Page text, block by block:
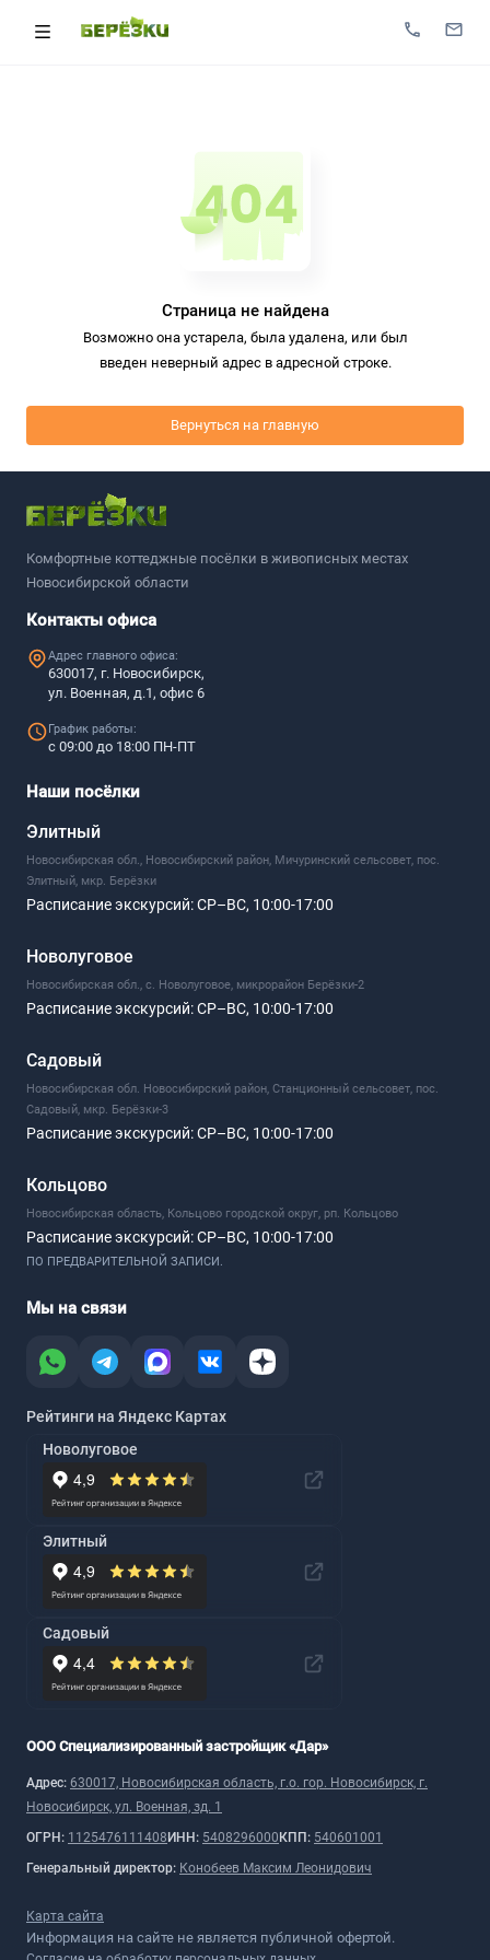
Страница не найдена
Возможно она устарела, была удалена, или был
введен неверный адрес в адресной строке.
Вернуться на главную
Комфортные коттеджные посёлки в живописных местах
Новосибирской области
Контакты офиса
Адрес главного офиса:
630017, г. Новосибирск,
ул. Военная, д.1, офис 6
График работы:
с 09:00 до 18:00 ПН-ПТ
Наши посёлки
Элитный
Новосибирская обл., Новосибирский район, Мичуринский сельсовет, пос.
Элитный, мкр. Берёзки
Расписание экскурсий:СР–ВС, 10:00-17:00
Новолуговое
Новосибирская обл., с. Новолуговое, микрорайон Берёзки-2
Расписание экскурсий:СР–ВС, 10:00-17:00
Садовый
Новосибирская обл. Новосибирский район, Станционный сельсовет, пос.
Садовый, мкр. Берёзки-3
Расписание экскурсий:СР–ВС, 10:00-17:00
Кольцово
Новосибирская область, Кольцово городской округ, рп. Кольцово
Расписание экскурсий:СР–ВС, 10:00-17:00
ПО ПРЕДВАРИТЕЛЬНОЙ ЗАПИСИ.
Мы на связи
Рейтинги на Яндекс Картах
Новолуговое
Элитный
Садовый
ООО Специализированный застройщик «Дар»
Адрес: 630017, Новосибирская область, г.о. гор. Новосибирск, г.
Новосибирск, ул. Военная, зд. 1
ОГРН: 1125476111408 ИНН: 5408296000 КПП: 540601001
Генеральный директор: Конобеев Максим Леонидович
Карта сайта
Информация на сайте не является публичной офертой.